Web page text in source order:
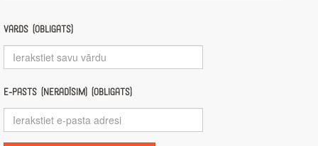
Vārds (obligāts)
E-pasts (nerādīsim) (obligāts)